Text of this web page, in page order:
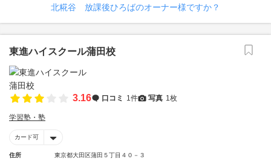
北糀谷 放課後ひろばのオーナー様ですか？
東進ハイスクール蒲田校
3.16 口コミ 1件 写真 1枚
学習塾・塾
カード可
住所 東京都大田区蒲田５丁目４０－３